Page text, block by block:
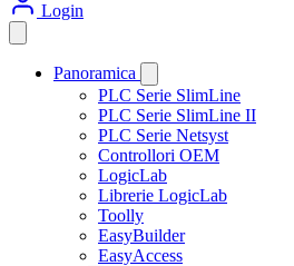
Login
Panoramica
PLC Serie SlimLine
PLC Serie SlimLine II
PLC Serie Netsyst
Controllori OEM
LogicLab
Librerie LogicLab
Toolly
EasyBuilder
EasyAccess